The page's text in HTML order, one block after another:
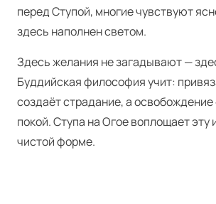
перед Ступой, многие чувствуют
здесь наполнен светом.
Здесь желания не загадывают —
Буддийская философия учит:
создаёт страдание, а освобождение
покой. Ступа на Огое воплощает
чистой форме.